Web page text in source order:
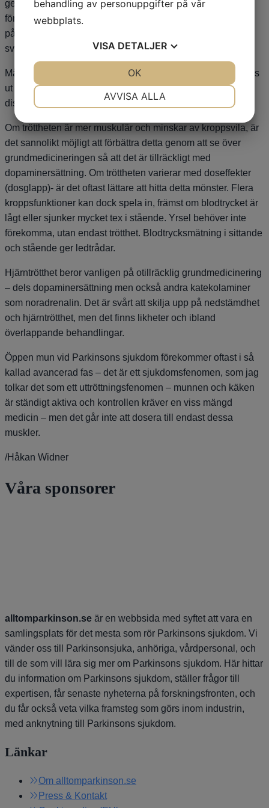
genom en noradrenalineffekt). Om andningsuppehåll
föreligger, hjälper inga läkemedel – endast åtgärder som
påverkar luftflödet som C-PAP eller andra lokal åtgärder i
svalget.
Många komplexa faktorer medverkar och det behöver benas
ut vilket som är mest effektivt på sikt, men det är viktigt att
diskutera sömnen med behandlande läkare.
Om tröttheten är mer muskulär och minskar av kroppsvila, är
det sannolikt möjligt att förbättra detta genom att se över
grundmedicineringen så att det är tillräckligt med
dopaminersättning. Om tröttheten varierar med doseffekter
(dosglapp)- är det oftast lättare att hitta detta mönster. Flera
kroppsfunktioner kan dock spela in, främst om blodtrycket är
lågt eller sjunker mycket tex i stående. Yrsel behöver inte
förekomma, utan endast trötthet. Blodtrycksmätning i sittande
och stående ger ledtrådar.
Hjärntrötthet beror vanligen på otillräcklig grundmedicinering
– dels dopaminersättning men också andra katekolaminer
som noradrenalin. Det är svårt att skilja upp på nedstämdhet
och hjärntrötthet, men det finns likheter och ibland
överlappande behandlingar.
Öppen mun vid Parkinsons sjukdom förekommer oftast i så
kallad avancerad fas – det är ett sjukdomsfenomen, som jag
tolkar det som ett uttröttningsfenomen – munnen och käken
är ständigt aktiva och kontrollen kräver en viss mängd
medicin – men det går inte att dosera till endast dessa
muskler.
/Håkan Widner
Våra sponsorer
alltomparkinson.se är en webbsida med syftet att vara en
samlingsplats för det mesta som rör Parkinsons sjukdom. Vi
vänder oss till Parkinsonsjuka, anhöriga, vårdpersonal, och
till de som vill lära sig mer om Parkinsons sjukdom. Här hittar
du information om Parkinsons sjukdom, ställer frågor till
expertisen, får senaste nyheterna på forskningsfronten, och
du får också veta vilka framsteg som görs inom industrin,
med anknytning till Parkinsons sjukdom.
Länkar
Om alltomparkinson.se
Press & Kontakt
behandling av personuppgifter på vår
webbplats.
VISA DETALJER
MARKNADSFÖRING STATISTIK
AVVISA ALLA
OK